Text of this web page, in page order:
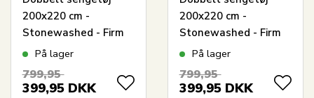
200x220 cm -
Stonewashed - Firm
white
På lager
799,95
399,95 DKK
200x220 cm -
Stonewashed - Firm
yellow
På lager
799,95
399,95 DKK